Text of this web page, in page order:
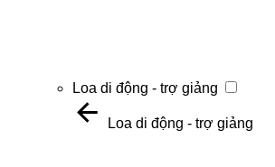
Loa di động - trợ giảng
Loa di động - trợ giảng